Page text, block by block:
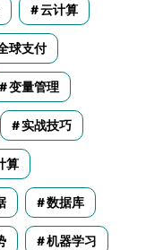
云计算
球支付
变量管理
实战技巧
算
数据库
机器学习